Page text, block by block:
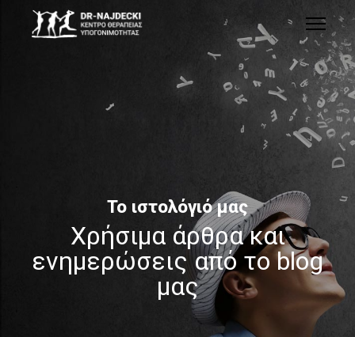
Το ιστολόγιό μας
Χρήσιμα άρθρα και
ενημερώσεις από το blog
μας